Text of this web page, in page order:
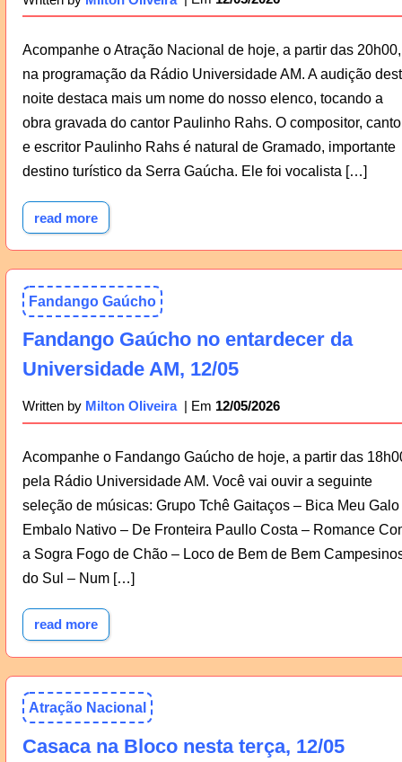
Acompanhe o Atração Nacional de hoje, a partir das 20h00,
na programação da Rádio Universidade AM. A audição
noite destaca mais um nome do nosso elenco, tocando a
obra gravada do cantor Paulinho Rahs. O compositor,
e escritor Paulinho Rahs é natural de Gramado, importante
destino turístico da Serra Gaúcha. Ele foi vocalista […]
read more
Fandango Gaúcho
Fandango Gaúcho no entardecer da
Universidade AM, 12/05
Written by Milton Oliveira 12/05/2026
Acompanhe o Fandango Gaúcho de hoje, a partir das
pela Rádio Universidade AM. Você vai ouvir a seguinte
seleção de músicas: Grupo Tchê Gaitaços – Bica Meu Galo
Embalo Nativo – De Fronteira Paullo Costa – Romance
a Sogra Fogo de Chão – Loco de Bem de Bem
do Sul – Num […]
read more
Atração Nacional
Casaca na Bloco nesta terça, 12/05